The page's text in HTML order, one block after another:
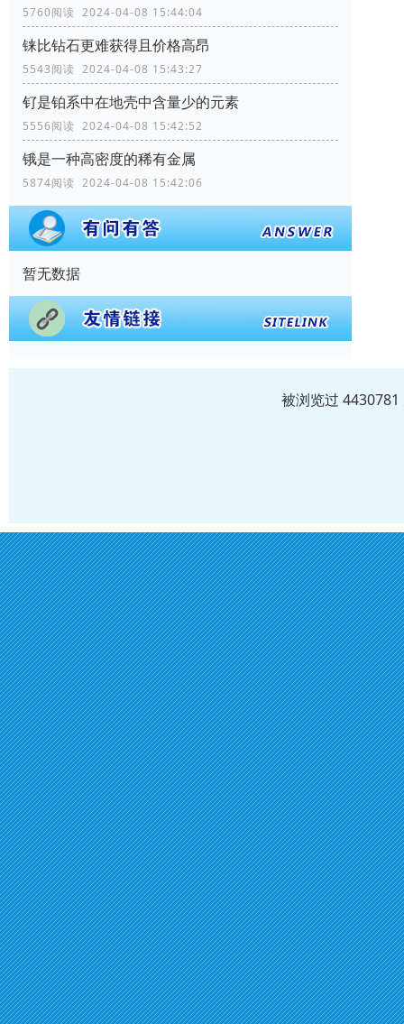
5760阅读 2024-04-08 15:44:04
铼比钻石更难获得且价格高昂
5543阅读 2024-04-08 15:43:27
钌是铂系中在地壳中含量少的元素
5556阅读 2024-04-08 15:42:52
锇是一种高密度的稀有金属
5874阅读 2024-04-08 15:42:06
暂无数据
被浏览过